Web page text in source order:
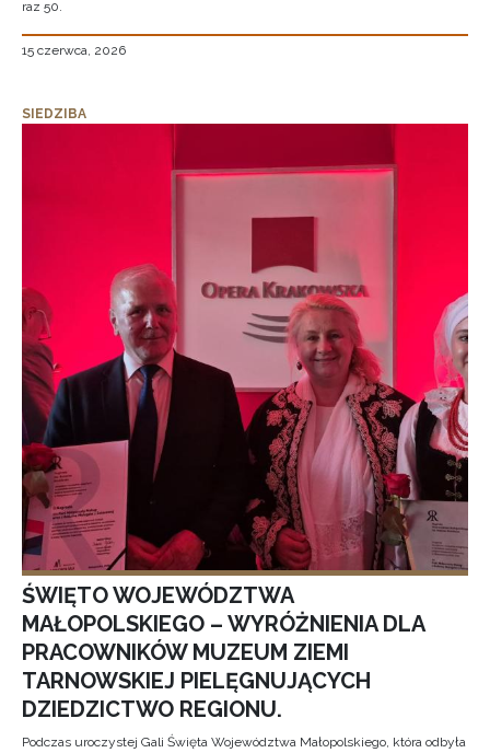
raz 50.
15 czerwca, 2026
SIEDZIBA
ŚWIĘTO WOJEWÓDZTWA
MAŁOPOLSKIEGO – WYRÓŻNIENIA DLA
PRACOWNIKÓW MUZEUM ZIEMI
TARNOWSKIEJ PIELĘGNUJĄCYCH
DZIEDZICTWO REGIONU.
Podczas uroczystej Gali Święta Województwa Małopolskiego, która odbyła